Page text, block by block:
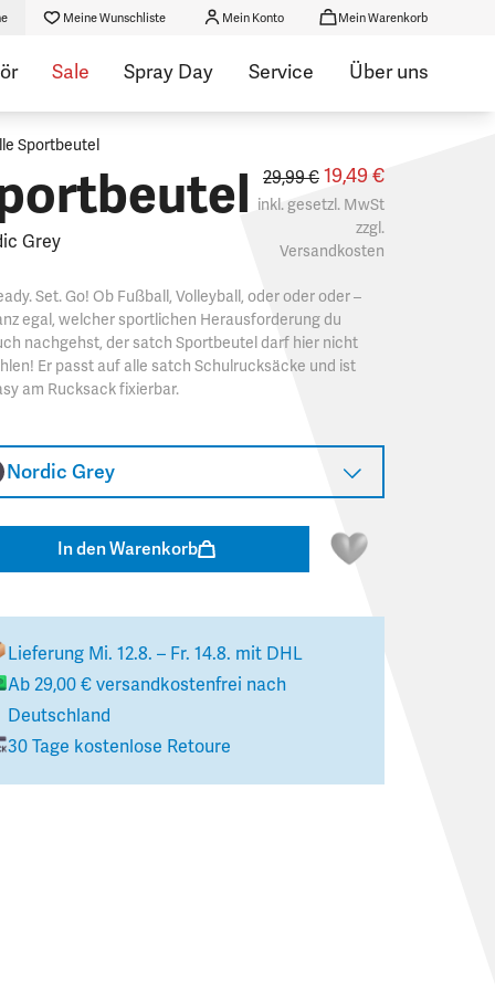
Meine Wunschliste Mein Konto Mein Warenkorb
Sale Spray Day Service Über uns
Sportbeutel
Grey
29,99 € 19,49 €
inkl. gesetzl. MwSt
zzgl.
Versandkosten
Set. Go! Ob Fußball, Volleyball, oder oder oder –
egal, welcher sportlichen Herausforderung du
nachgehst, der satch Sportbeutel darf hier nicht
Er passt auf alle satch Schulrucksäcke und ist
am Rucksack fixierbar.
Nordic Grey
In den Warenkorb
Lieferung Mi. 12.8. – Fr. 14.8. mit DHL
Ab 29,00 €versandkostenfrei nach
Deutschland
30 Tage kostenlose Retoure